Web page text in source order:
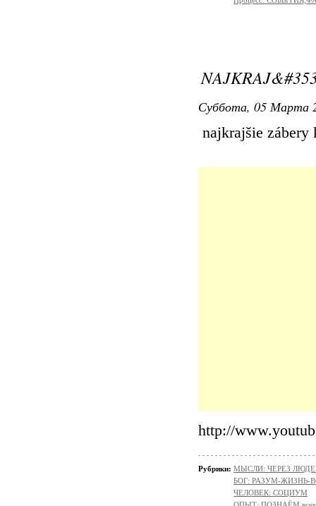
Суббота, 05 Марта
najkrajšie zábery
http://
Рубрики: МЫСЛИ: ЧЕРЕЗ
БОГ: РАЗУМ-ЖИЗНЬ-
ЧЕЛОВЕК: СОЦИУМ